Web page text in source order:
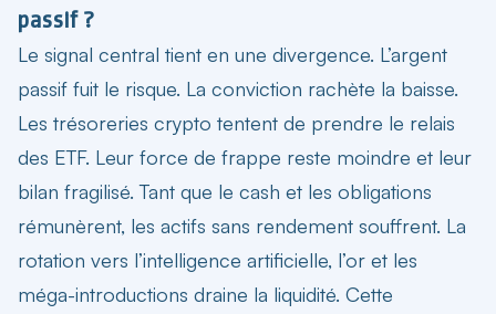
passif ?
Le signal central tient en une divergence. L’argent
passif fuit le risque. La conviction rachète la baisse.
Les trésoreries crypto tentent de prendre le relais
des ETF. Leur force de frappe reste moindre et leur
bilan fragilisé. Tant que le cash et les obligations
rémunèrent, les actifs sans rendement souffrent. La
rotation vers l’intelligence artificielle, l’or et les
méga-introductions draine la liquidité. Cette